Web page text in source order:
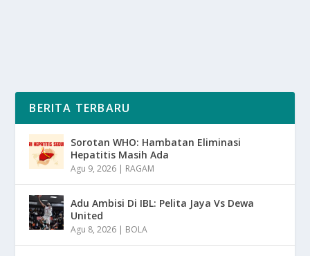
BERITA TERBARU
Sorotan WHO: Hambatan Eliminasi
Hepatitis Masih Ada
Agu 9, 2026 | RAGAM
Adu Ambisi Di IBL: Pelita Jaya Vs Dewa
United
Agu 8, 2026 | BOLA